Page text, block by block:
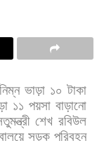
ভাড়া ১০ টাকা
১১ পয়সা বাড়ানো
শেখ রবিউল
সড়ক পরিবহন